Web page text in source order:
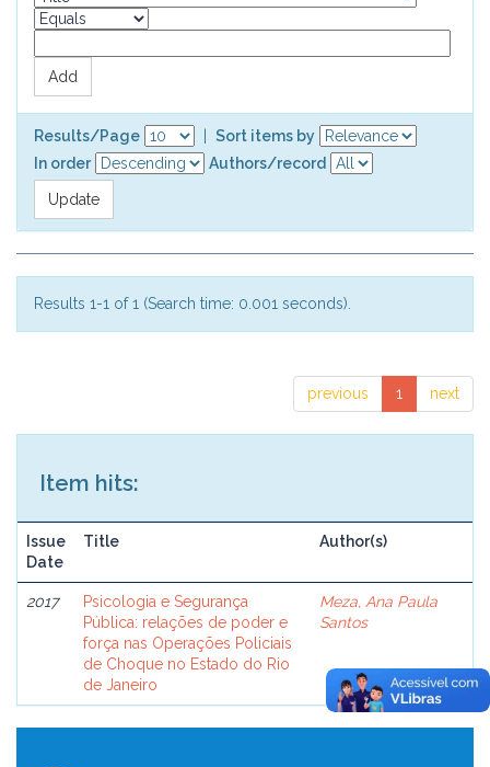
Results/Page
Sort items by
In order
Authors/record
Results 1-1 of 1 (Search time: 0.001 seconds).
previous 1 next
Item hits:
Issue
Date
Title Author(s)
2017
Psicologia e Segurança
Pública: relações de poder e
força nas Operações Policiais
de Choque no Estado do Rio
de Janeiro
Meza, Ana Paula
Santos